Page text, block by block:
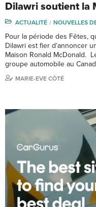
Dilawri soutient la
ACTUALITÉ NOUVELLES
Pour la période des Fêtes,
Dilawri est fier d’annoncer
Maison Ronald McDonald.
groupe automobile au
MARIE-EVE CÔTÉ